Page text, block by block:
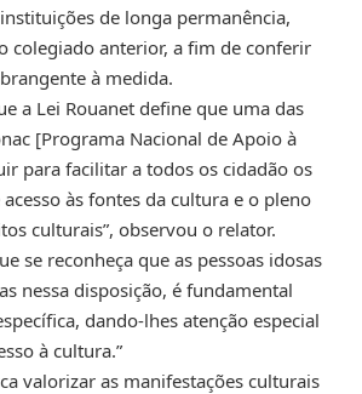
de longa permanência,
colegiado anterior, a fim de conferir
à medida.
a Lei Rouanet define que uma das
[Programa Nacional de Apoio à
para facilitar a todos os cidadão os
às fontes da cultura e o pleno
culturais”, observou o relator.
se reconheça que as pessoas idosas
nessa disposição, é fundamental
dando-lhes atenção especial
à cultura.”
valorizar as manifestações culturais